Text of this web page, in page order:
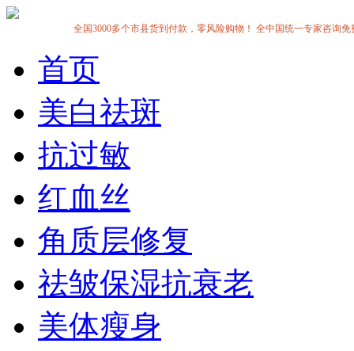
全国3000多个市县货到付款，零风险购物！ 全中国统一专家咨询免
首页
美白祛斑
抗过敏
红血丝
角质层修复
祛皱保湿抗衰老
美体瘦身